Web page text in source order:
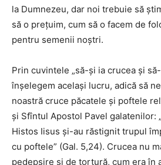
la Dumnezeu, dar noi trebuie să
să o preţuim, cum să o facem de
pentru semenii noştri.
Prin cuvintele „să-şi ia crucea şi
înşelegem acelaşi lucru, adică să
noastră cruce păcatele şi poftele
şi Sfîntul Apostol Pavel galatenilor:
Histos Iisus şi-au răstignit trupul
cu poftele” (Gal. 5,24). Crucea nu
pedepsire şi de tortură, cum era în